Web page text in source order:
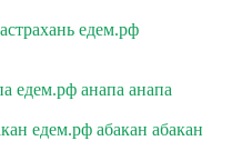
едем.рф
едем.рф анапа анапа
едем.рф абакан абакан